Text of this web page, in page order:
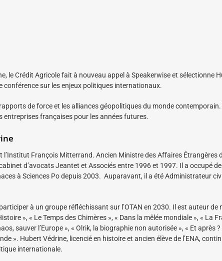
le Crédit Agricole fait à nouveau appel à Speakerwise et sélectionne
sur les enjeux politiques internationaux.
de force et les alliances géopolitiques du monde
entreprises françaises pour les années futures.
l’Institut François Mitterrand. Ancien Ministre des Affaires Étrangères
d’avocats Jeantet et Associés entre 1996 et 1997. Il a occupé
à Sciences Po depuis 2003. Auparavant, il a été Administrateur
à un groupe réfléchissant sur l’OTAN en 2030. Il est auteur
», « Le Temps des Chimères », « Dans la mêlée mondiale », « La
sauver l’Europe », « Olrik, la biographie non autorisée », « Et après
». Hubert Védrine, licencié en histoire et ancien élève de l’ENA,
internationale.